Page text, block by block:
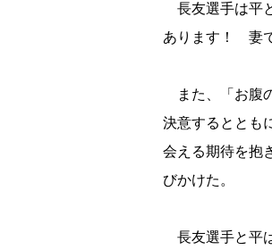
長友選手は平
あります！ 妻
また、「お腹
決意するととも
会える期待を抱
びかけた。
長友選手と平